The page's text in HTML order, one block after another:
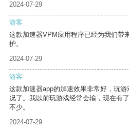
2024-07-29
游客
这款加速器VPM应用程序已经为我们带
护。
2024-07-29
游客
这款加速器app的加速效果非常好，玩
况了。我以前玩游戏经常会输，现在有
不少。
2024-07-29